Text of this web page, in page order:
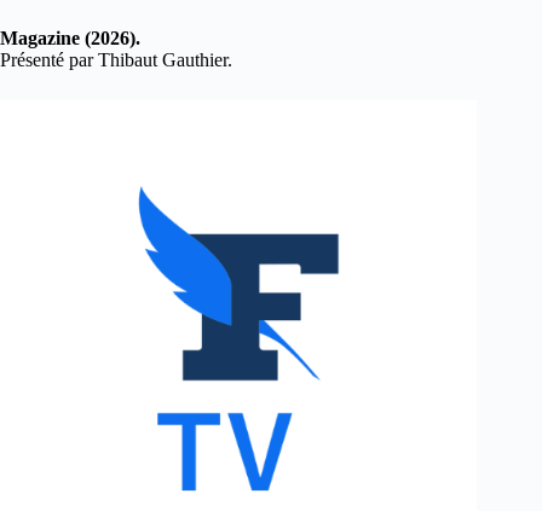
Magazine (2026).
Présenté par Thibaut Gauthier.